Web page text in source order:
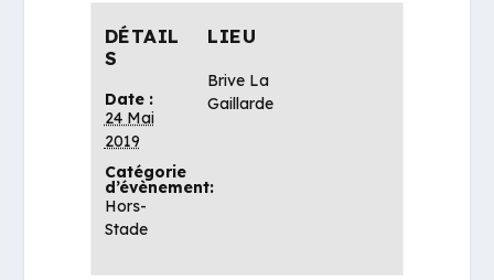
DÉTAIL
S
Date :
24 Mai
2019
Catégorie
d’évènement:
Hors-
Stade
LIEU
Brive La
Gaillarde